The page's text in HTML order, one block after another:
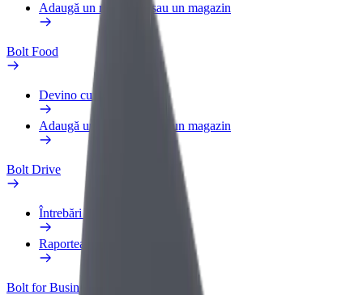
Adaugă un restaurant sau un magazin
Bolt Food
Devino curier
Adaugă un restaurant sau un magazin
Bolt Drive
Întrebări frecvente
Raportează un vehicul
Bolt for Business